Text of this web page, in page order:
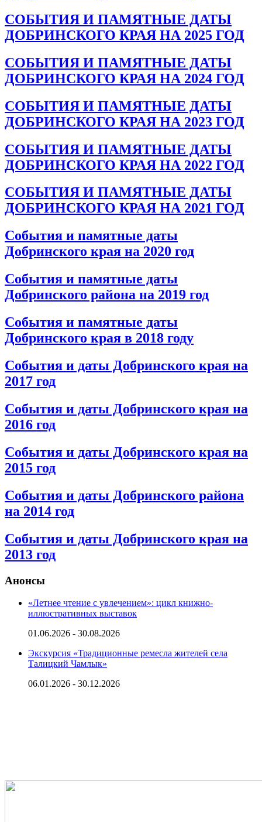
СОБЫТИЯ И ПАМЯТНЫЕ ДАТЫ
ДОБРИНСКОГО КРАЯ НА 2025 ГОД
СОБЫТИЯ И ПАМЯТНЫЕ ДАТЫ
ДОБРИНСКОГО КРАЯ НА 2024 ГОД
СОБЫТИЯ И ПАМЯТНЫЕ ДАТЫ
ДОБРИНСКОГО КРАЯ НА 2023 ГОД
СОБЫТИЯ И ПАМЯТНЫЕ ДАТЫ
ДОБРИНСКОГО КРАЯ НА 2022 ГОД
СОБЫТИЯ И ПАМЯТНЫЕ ДАТЫ
ДОБРИНСКОГО КРАЯ НА 2021 ГОД
События и памятные даты
Добринского края на 2020 год
События и памятные даты
Добринского района на 2019 год
События и памятные даты
Добринского края в 2018 году
События и даты Добринского края на
2017 год
События и даты Добринского края на
2016 год
События и даты Добринского края на
2015 год
События и даты Добринского района
на 2014 год
События и даты Добринского края на
2013 год
Анонсы
«Летнее чтение с увлечением»: цикл книжно-
иллюстративных выставок
01.06.2026 - 30.08.2026
Экскурсия «Традиционные ремесла жителей села
Талицкий Чамлык»
06.01.2026 - 30.12.2026